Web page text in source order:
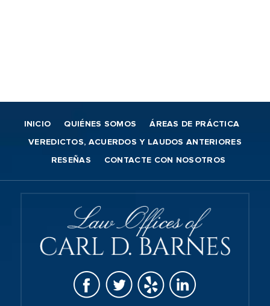
INICIO QUIÉNES SOMOS ÁREAS DE PRÁCTICA
VEREDICTOS, ACUERDOS Y LAUDOS ANTERIORES
RESEÑAS CONTACTE CON NOSOTROS